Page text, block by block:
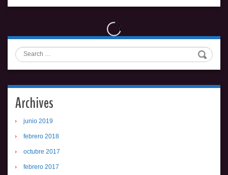
Search
Archives
junio 2019
febrero 2018
octubre 2017
febrero 2017